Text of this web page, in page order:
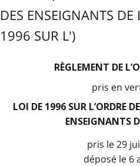
DES ENSEIGNANTS
1996 SUR L')
RÈGLEMENT DE
pris en
LOI DE 1996 SUR L’ORDRE
ENSEIGNANTS
pris le 29
déposé le 6